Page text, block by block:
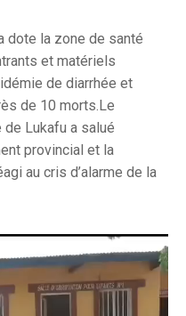
dote la zone de santé
et matériels
de diarrhée et
de 10 morts.Le
Lukafu a salué
provincial et la
au cris d’alarme de la